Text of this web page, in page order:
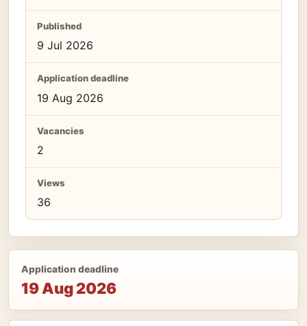
Published
9 Jul 2026
Application deadline
19 Aug 2026
Vacancies
2
Views
36
Application deadline
19 Aug 2026